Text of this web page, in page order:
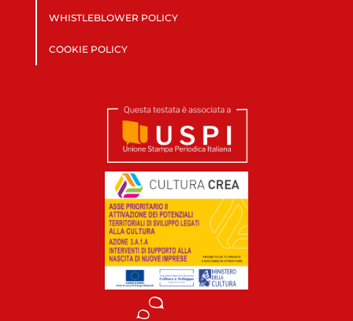
WHISTLEBLOWER POLICY
COOKIE POLICY